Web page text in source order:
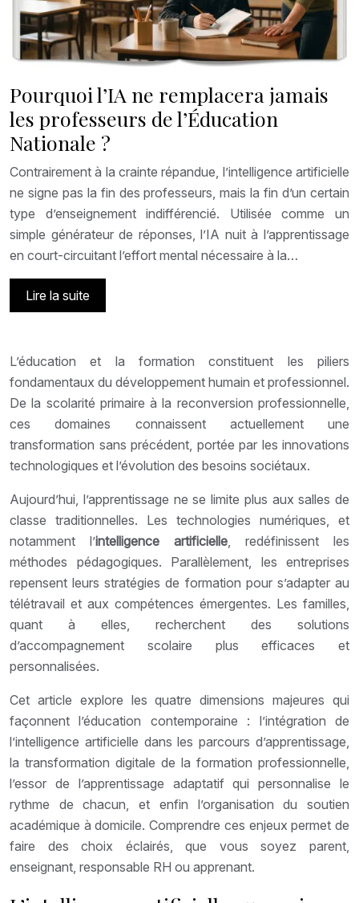
Pourquoi l’IA ne remplacera jamais
les professeurs de l’Éducation
Nationale ?
Contrairement à la crainte répandue, l’intelligence artificielle
ne signe pas la fin des professeurs, mais la fin d’un certain
type d’enseignement indifférencié. Utilisée comme un
simple générateur de réponses, l’IA nuit à l’apprentissage
en court-circuitant l’effort mental nécessaire à la…
Lire la suite
L’éducation et la formation constituent les piliers
fondamentaux du développement humain et professionnel.
De la scolarité primaire à la reconversion professionnelle,
ces domaines connaissent actuellement une
transformation sans précédent, portée par les innovations
technologiques et l’évolution des besoins sociétaux.
Aujourd’hui, l’apprentissage ne se limite plus aux salles de
classe traditionnelles. Les technologies numériques, et
notamment l’intelligence artificielle, redéfinissent les
méthodes pédagogiques. Parallèlement, les entreprises
repensent leurs stratégies de formation pour s’adapter au
télétravail et aux compétences émergentes. Les familles,
quant à elles, recherchent des solutions
d’accompagnement scolaire plus efficaces et
personnalisées.
Cet article explore les quatre dimensions majeures qui
façonnent l’éducation contemporaine : l’intégration de
l’intelligence artificielle dans les parcours d’apprentissage,
la transformation digitale de la formation professionnelle,
l’essor de l’apprentissage adaptatif qui personnalise le
rythme de chacun, et enfin l’organisation du soutien
académique à domicile. Comprendre ces enjeux permet de
faire des choix éclairés, que vous soyez parent,
enseignant, responsable RH ou apprenant.